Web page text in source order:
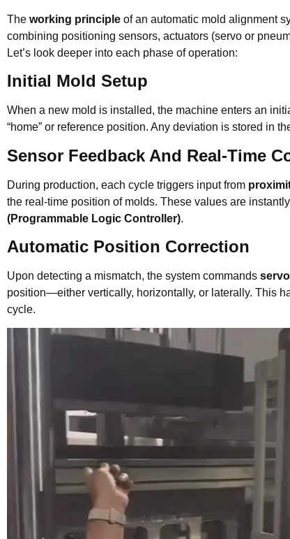
The working principle of an automatic mold alignment
combining positioning sensors, actuators (servo or
Let’s look deeper into each phase of operation:
Initial Mold Setup
When a new mold is installed, the machine enters an
“home” or reference position. Any deviation is stored in
Sensor Feedback And Real-Time
During production, each cycle triggers input from
the real-time position of molds. These values are
(Programmable Logic Controller).
Automatic Position Correction
Upon detecting a mismatch, the system commands
position—either vertically, horizontally, or laterally. This
cycle.